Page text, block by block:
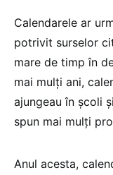
Calendarele ar
potrivit surselor
mare de timp în
mai mulți ani,
ajungeau în școli
spun mai mulți
Anul acesta,